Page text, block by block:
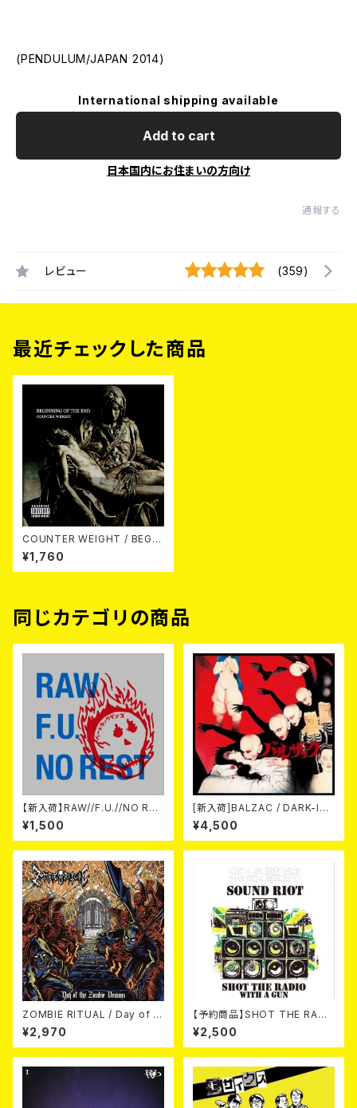
(PENDULUM/JAPAN 2014)
International shipping available
Add to cart
日本国内にお住まいの方向け
通報する
レビュー (359)
最近チェックした商品
COUNTER WEIGHT / BEGIN
NING OF THE END CD
¥1,760
同じカテゴリの商品
【新入荷】RAW//F.U.//NO RES
T / 3way split EP ハード ラッ
ク ダンス (CD)
¥1,500
[新入荷]BALZAC / DARK-IS
M -20th Anniversary Comp
ilation- (2CD)
¥4,500
ZOMBIE RITUAL / Day of th
e Zombie Demons
¥2,970
【予約商品】SHOT THE RADI
O WITH A GUN / SOUND RI
OT (CD)【8月８日発売】
¥2,500